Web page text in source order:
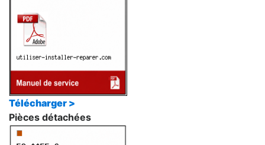
Télécharger >
Pièces détachées